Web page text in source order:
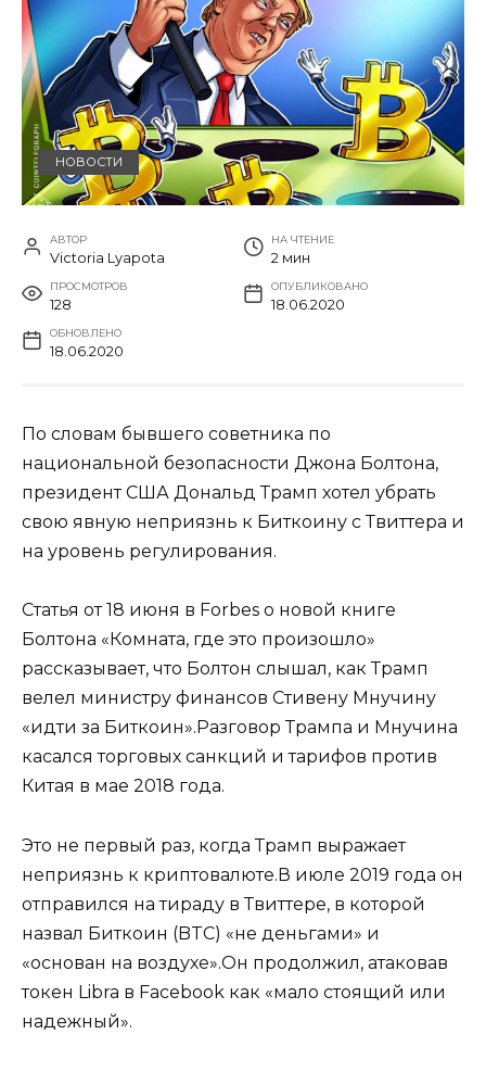
НОВОСТИ
АВТОР
Victoria Lyapota
НА ЧТЕНИЕ
2 мин
ПРОСМОТРОВ
128
ОПУБЛИКОВАНО
18.06.2020
ОБНОВЛЕНО
18.06.2020
По словам бывшего советника по
национальной безопасности Джона Болтона,
президент США Дональд Трамп хотел убрать
свою явную неприязнь к Биткоину с Твиттера и
на уровень регулирования.
Статья от 18 июня в Forbes о новой книге
Болтона «Комната, где это произошло»
рассказывает, что Болтон слышал, как Трамп
велел министру финансов Стивену Мнучину
«идти за Биткоин».Разговор Трампа и Мнучина
касался торговых санкций и тарифов против
Китая в мае 2018 года.
Это не первый раз, когда Трамп выражает
неприязнь к криптовалюте.В июле 2019 года он
отправился на тираду в Твиттере, в которой
назвал Биткоин (BTC) «не деньгами» и
«основан на воздухе».Он продолжил, атаковав
токен Libra в Facebook как «мало стоящий или
надежный».